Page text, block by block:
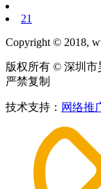
21
Copyright © 2018,
版权所有 © 深圳市
严禁复制
技术支持： 网络推